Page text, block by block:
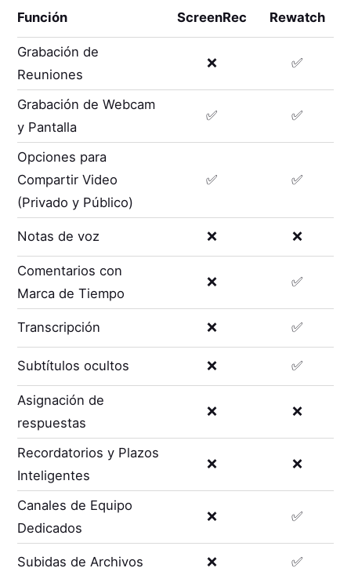
Función ScreenRec Rewatch
Grabación de
Reuniones
❌ ✅
Grabación de Webcam
y Pantalla
✅ ✅
Opciones para
Compartir Video
(Privado y Público)
✅ ✅
Notas de voz ❌ ❌
Comentarios con
Marca de Tiempo
❌ ✅
Transcripción ❌ ✅
Subtítulos ocultos ❌ ✅
Asignación de
respuestas
❌ ❌
Recordatorios y Plazos
Inteligentes
❌ ❌
Canales de Equipo
Dedicados
❌ ✅
Subidas de Archivos ❌ ✅